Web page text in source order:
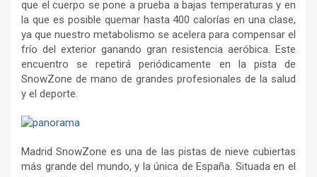
que el cuerpo se pone a prueba a bajas temperaturas y en
la que es posible quemar hasta 400 calorías en una clase,
ya que nuestro metabolismo se acelera para compensar el
frío del exterior ganando gran resistencia aeróbica. Este
encuentro se repetirá periódicamente en la pista de
SnowZone de mano de grandes profesionales de la salud
y el deporte.
Madrid SnowZone es una de las pistas de nieve cubiertas
más grande del mundo, y la única de España. Situada en el